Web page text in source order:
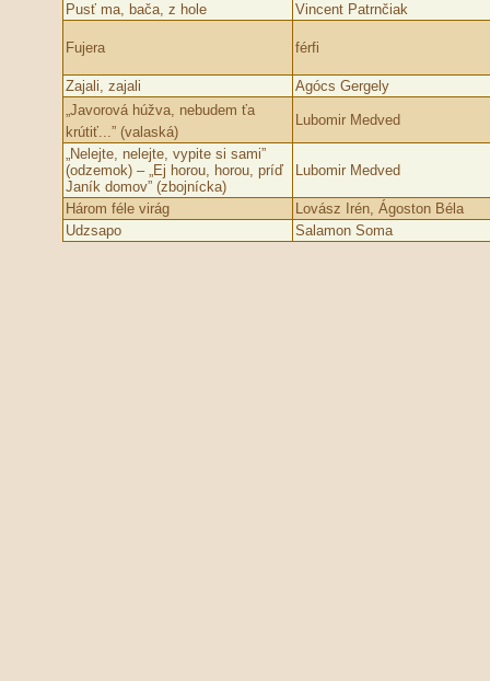
Pusť ma, bača, z hole
Vincent Patrnčiak
Fujera férfi
Zajali, zajali
Agócs Gergely
„Javorová húžva, nebudem ťa
krútiť...” (valaská)
Lubomir Medved
„Nelejte, nelejte, vypite si sami”
(odzemok) – „Ej horou, horou, príď
Janík domov” (zbojnícka)
Lubomir Medved
Három féle virág
Lovász Irén, Ágoston Béla
Udzsapo
Salamon Soma